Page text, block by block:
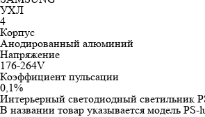
УХЛ
4
Корпус
Анодированный алюминий
Напряжение
176-264V
Коэффициент пульсации
0,1%
Интерьерный светодиодный светильник
В названии товар указывается модель